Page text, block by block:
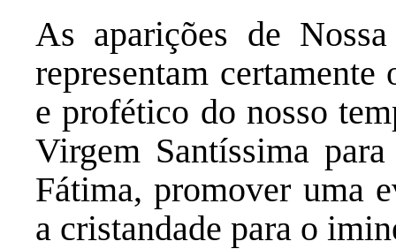
As aparições de
representam
e profético do nosso
Virgem Santíssima
Fátima, promover uma
a cristandade para o